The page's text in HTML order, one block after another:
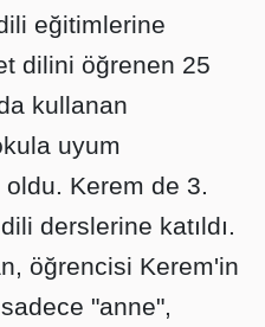
eğitimlerine
dilini öğrenen 25
kullanan
uyum
oldu. Kerem de 3.
derslerine katıldı.
öğrencisi Kerem'in
"anne",